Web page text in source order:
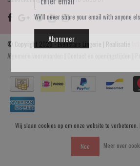
© Copyright 2026 - Evenstars Lingerie | Realisatie
Algemene voorwaarden
| |
We'll never share your email with anyone
Abonneer
Wij slaan cookies op om onze website te verbeteren.
Nee Meer over